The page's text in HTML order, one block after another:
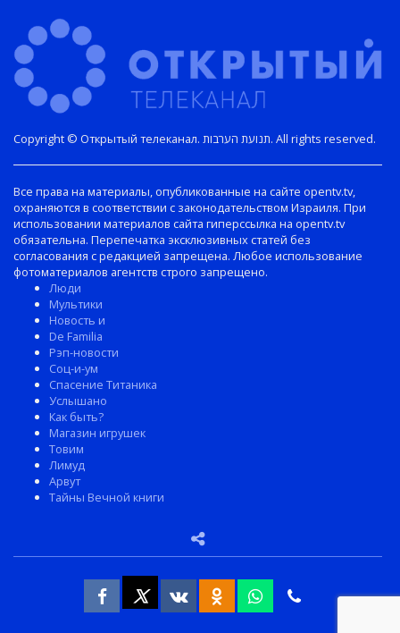
Copyright © Открытый телеканал. תנועת הערבות. All rights reserved.
Все права на материалы, опубликованные на сайте opentv.tv,
охраняются в соответствии с законодательством Израиля. При
использовании материалов сайта гиперссылка на opentv.tv
обязательна. Перепечатка эксклюзивных статей без
согласования с редакцией запрещена. Любое использование
фотоматериалов агентств строго запрещено.
Люди
Мультики
Новость и
De Familia
Рэп-новости
Соц-и-ум
Спасение Титаника
Услышано
Как быть?
Магазин игрушек
Товим
Лимуд
Арвут
Тайны Вечной книги